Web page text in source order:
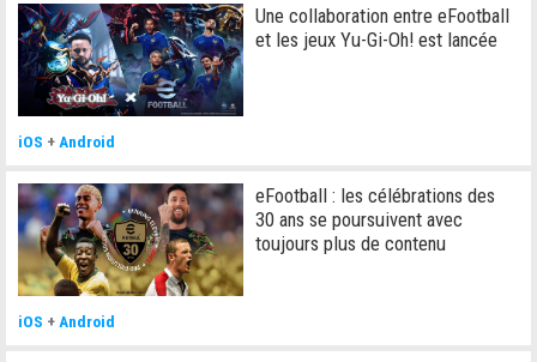
Une collaboration entre eFootball
et les jeux Yu-Gi-Oh! est lancée
iOS + Android
eFootball : les célébrations des
30 ans se poursuivent avec
toujours plus de contenu
iOS + Android